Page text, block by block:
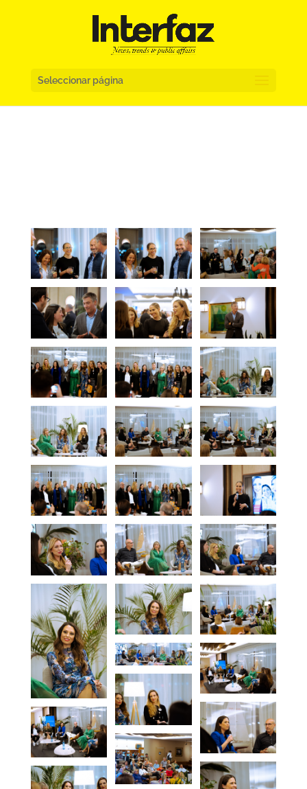
Seleccionar página